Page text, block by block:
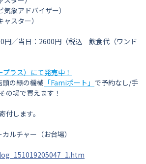
気象アドバイザー）
ャスター）
円／当日：2600円（税込 飲食代（ワンド
プラス）にて発売中！
の緑の機械 「Famiポート」 で予約なし/手
の場で買えます！
付します。
ルチャー（お台場）